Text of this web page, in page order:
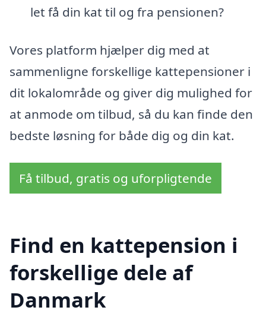
let få din kat til og fra pensionen?
Vores platform hjælper dig med at
sammenligne forskellige kattepensioner i
dit lokalområde og giver dig mulighed for
at anmode om tilbud, så du kan finde den
bedste løsning for både dig og din kat.
Få tilbud, gratis og uforpligtende
Find en kattepension i
forskellige dele af
Danmark